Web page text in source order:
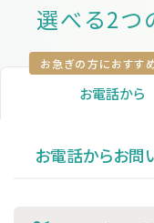
選べる2つ
お急ぎの方におすすめ
お電話から
お電話からお問